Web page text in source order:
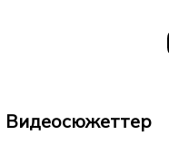
Видеосюжеттер